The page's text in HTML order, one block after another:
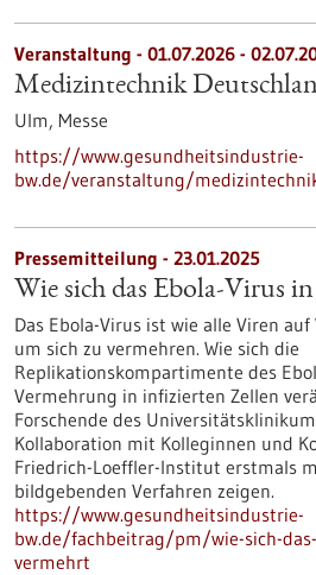
Veranstaltung - 01.07.2026 -
Medizintechnik
Ulm, Messe
https://www.gesundheitsindustrie-
bw.de/veranstaltung/
Pressemitteilung - 23.01.2025
Wie sich das Ebola-Virus
Das Ebola-Virus ist wie alle Viren
um sich zu vermehren. Wie sich die
Replikationskompartimente des
Vermehrung in infizierten Zellen
Forschende des
Kollaboration mit Kolleginnen und
Friedrich-Loeffler-Institut erstmals
bildgebenden Verfahren zeigen.
https://www.gesundheitsindustrie-
bw.de/fachbeitrag/pm/wie-sich-
vermehrt